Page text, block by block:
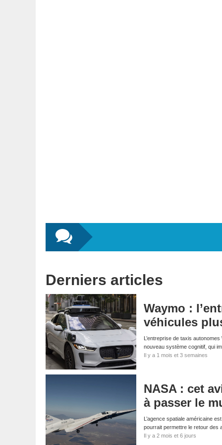
Derniers articles
Waymo :
véhicules
L’entreprise de taxis
nouveau système cognitif, qui
Il y a 1 mois et 3 semaines
NASA : cet
à passer le
L’agence spatiale américaine
pourrait permettre le retour des
Il y a 2 mois et 6 jours